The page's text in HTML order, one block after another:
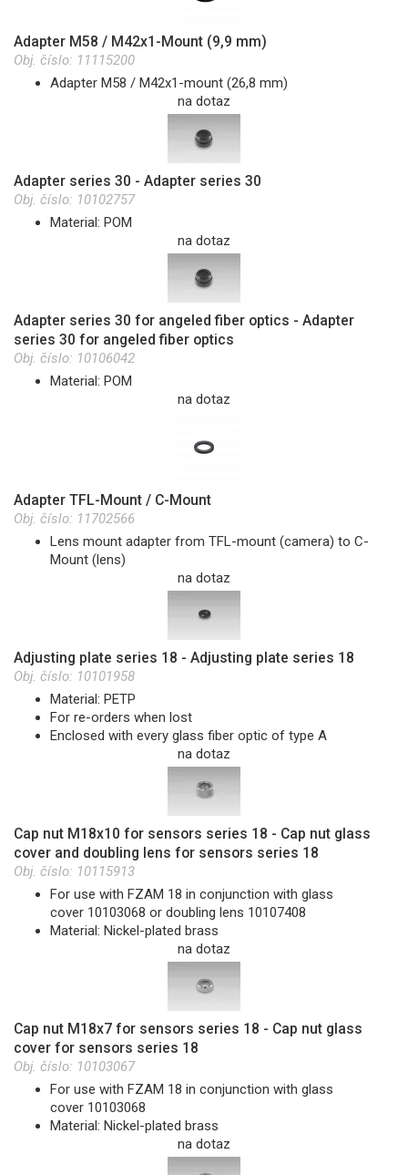
Adapter M58 / M42x1-Mount (9,9 mm)
Obj. číslo: 11115200
Adapter M58 / M42x1-mount (26,8 mm)
na dotaz
Adapter series 30 - Adapter series 30
Obj. číslo: 10102757
Material: POM
na dotaz
Adapter series 30 for angeled fiber optics - Adapter
series 30 for angeled fiber optics
Obj. číslo: 10106042
Material: POM
na dotaz
Adapter TFL-Mount / C-Mount
Obj. číslo: 11702566
Lens mount adapter from TFL-mount (camera) to C-
Mount (lens)
na dotaz
Adjusting plate series 18 - Adjusting plate series 18
Obj. číslo: 10101958
Material: PETP
For re-orders when lost
Enclosed with every glass fiber optic of type A
na dotaz
Cap nut M18x10 for sensors series 18 - Cap nut glass
cover and doubling lens for sensors series 18
Obj. číslo: 10115913
For use with FZAM 18 in conjunction with glass
cover 10103068 or doubling lens 10107408
Material: Nickel-plated brass
na dotaz
Cap nut M18x7 for sensors series 18 - Cap nut glass
cover for sensors series 18
Obj. číslo: 10103067
For use with FZAM 18 in conjunction with glass
cover 10103068
Material: Nickel-plated brass
na dotaz